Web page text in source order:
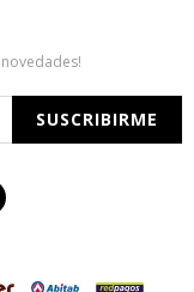
SUSCRIBIRME